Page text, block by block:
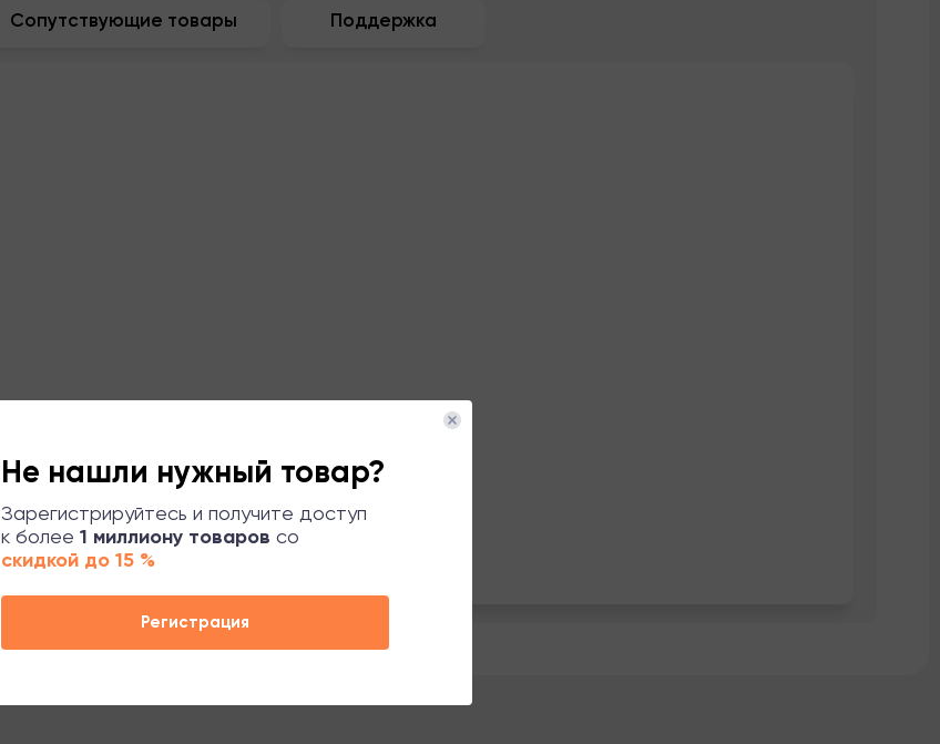
Не нашли нужный товар?
Зарегистрируйтесь и получите доступ
к более 1 миллиону товаров со
скидкой до 15 %
Регистрация
Сопутствующие товары Поддержка